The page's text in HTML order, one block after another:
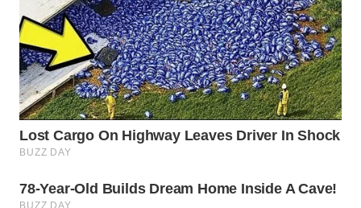
WN
DANAU
TOBA
WN
NIAS
LANGKAT